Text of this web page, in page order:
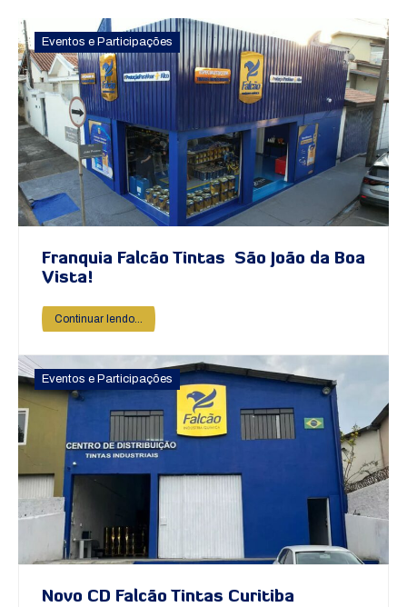
Eventos e Participações
Franquia Falcão Tintas São João da Boa
Vista!
Continuar lendo...
Eventos e Participações
Novo CD Falcão Tintas Curitiba